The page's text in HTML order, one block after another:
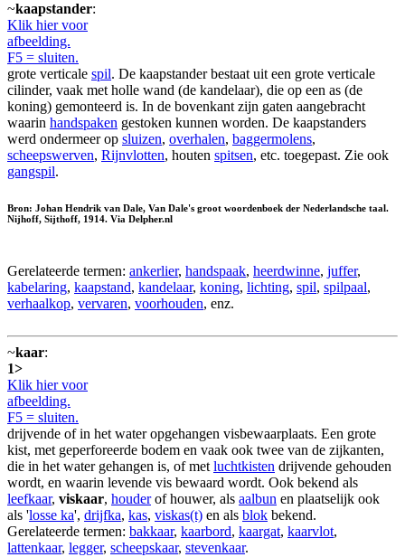
~kaapstander:
Klik hier voor
afbeelding.
F5 = sluiten.
grote verticale spil. De kaapstander bestaat uit een grote verticale
cilinder, vaak met holle wand (de kandelaar), die op een as (de
koning) gemonteerd is. In de bovenkant zijn gaten aangebracht
waarin handspaken gestoken kunnen worden. De kaapstanders
werd ondermeer op sluizen, overhalen, baggermolens,
scheepswerven, Rijnvlotten, houten spitsen, etc. toegepast. Zie ook
gangspil.
Bron: Johan Hendrik van Dale, Van Dale's groot woordenboek der Nederlandsche taal.
Nijhoff, Sijthoff, 1914. Via Delpher.nl
Gerelateerde termen: ankerlier, handspaak, heerdwinne, juffer,
kabelaring, kaapstand, kandelaar, koning, lichting, spil, spilpaal,
verhaalkop, vervaren, voorhouden, enz.
~kaar:
1>
Klik hier voor
afbeelding.
F5 = sluiten.
drijvende of in het water opgehangen visbewaarplaats. Een grote
kist, met geperforeerde bodem en vaak ook twee van de zijkanten,
die in het water gehangen is, of met luchtkisten drijvende gehouden
wordt, en waarin levende vis bewaard wordt. Ook bekend als
leefkaar, viskaar, houderof houwer, als aalbun en plaatselijk ook
als 'losse ka', drijfka, kas, viskas(t) en als blok bekend.
Gerelateerde termen: bakkaar, kaarbord, kaargat, kaarvlot,
lattenkaar, legger, scheepskaar, stevenkaar.